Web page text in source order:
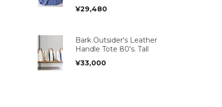
¥29,480
Bark Outsider's Leather
Handle Tote 80's. Tall
¥33,000